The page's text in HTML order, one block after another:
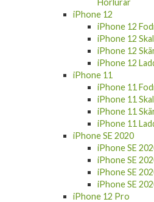
iPhone 12
iPhone 12
iPhone 12 Skal
iPhone 12
iPhone 12
iPhone 11
iPhone 11
iPhone 11 Skal
iPhone 11
iPhone 11
iPhone SE 2020
iPhone SE
iPhone SE
iPhone SE
iPhone SE
iPhone 12 Pro